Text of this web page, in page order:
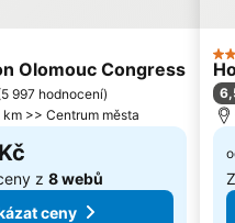
Olomouc Congress
5 997 hodnocení)
>> Centrum města
z 8 webů
ceny
3